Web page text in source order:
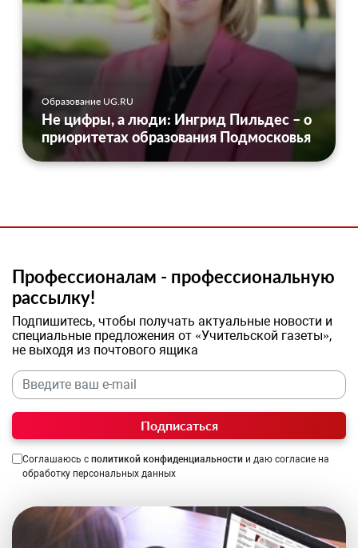
Образование UG.RU
Не цифры, а люди: Ингрид Пильдес – о
приоритетах образования Подмосковья
Профессионалам - профессиональную
рассылку!
Подпишитесь, чтобы получать актуальные новости и
специальные предложения от «Учительской газеты»,
не выходя из почтового ящика
Подписаться
Соглашаюсь с политикой конфиденциальности и даю согласие на
обработку персональных данных